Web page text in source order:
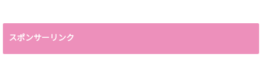
スポンサーリンク